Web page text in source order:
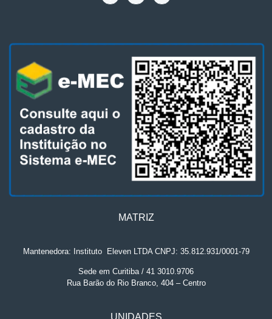
MATRIZ
Mantenedora: Instituto. Eleven LTDA CNPJ: 35.812.931/0001-79
Sede em Curitiba / 41 3010.9706
Rua Barão do Rio Branco, 404 – Centro
UNIDADES